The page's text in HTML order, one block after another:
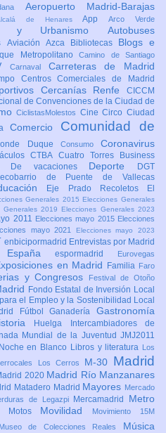
Aeropuerto Madrid-Barajas
de HenaresAppArco Verde
y Urbanismo Autobuses
Aviación Azca Bibliotecas Blogs e
MetropolitanoCamino de Santiago
Carnaval Carreteras de Madrid
Centros Comerciales de Madrid
Cercanías Renfe CICCM
de Convenciones de la Ciudad de
CiclistasMolestos CineCircoCiudad
Comercio Comunidad de
Duque Consumo Coronavirus
CTBA Cuatro Torres Business
De vacaciones Deporte DGT
ecobarrio de Puente de Vallecas
Eje Prado Recoletos
El
Generales 2015 Elecciones Generales
Generales 2019 Elecciones Generales 2023
2011 Elecciones mayo 2015 Elecciones
mayo 2021 Elecciones mayo 2023
enbicipormadrid Entrevistas por Madrid
Españaespormadrid Eurovegas
en Madrid Familia Faro
y Congresos Festival de Otoño
Fondo Estatal de Inversión Local
el Empleo y la Sostenibilidad Local
FútbolGanaderíaGastronomía
Huelga
Intercambiadores de
Mundial de la Juventud JMJ2011
en Blanco Libros y literatura
Los
Los Cerros M-30 Madrid
2020 Madrid Río Manzanares
Matadero Madrid Mayores Mercado
de Legazpi
Mercamadrid Metro
Motos Movilidad Movimiento 15M
Museo de Colecciones Reales Música